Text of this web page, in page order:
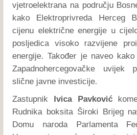
vjetroelektrana na području
kako Elektroprivreda Herceg
cijenu električne energije u
posljedica visoko razvijene
energije. Također je naveo
Zapadnohercegovačke uvijek
slične javne investicije.
Zastupnik Ivica Pavković
Rudnika boksita Široki Brijeg
Domu naroda Parlamenta